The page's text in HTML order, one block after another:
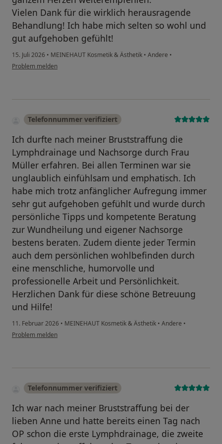
Vielen Dank für die wirklich herausragende
Behandlung! Ich habe mich selten so wohl und
gut aufgehoben gefühlt!
15. Juli 2026 • MEINEHAUT Kosmetik & Ästhetik • Andere •
Problem melden
Telefonnummer verifiziert
Ich durfte nach meiner Bruststraffung die
Lymphdrainage und Nachsorge durch Frau
Müller erfahren. Bei allen Terminen war sie
unglaublich einfühlsam und emphatisch. Ich
habe mich trotz anfänglicher Aufregung immer
sehr gut aufgehoben gefühlt und wurde durch
persönliche Tipps und kompetente Beratung
zur Wundheilung und eigener Nachsorge
bestens beraten. Zudem diente jeder Termin
auch dem persönlichen wohlbefinden durch
eine menschliche, humorvolle und
professionelle Arbeit und Persönlichkeit.
Herzlichen Dank für diese schöne Betreuung
und Hilfe!
11. Februar 2026 • MEINEHAUT Kosmetik & Ästhetik • Andere •
Problem melden
Telefonnummer verifiziert
Ich war nach meiner Bruststraffung bei der
lieben Anne und hatte bereits einen Tag nach
OP schon die erste Lymphdrainage, die zweite